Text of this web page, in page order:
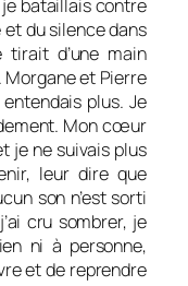
bataillais contre
du silence dans
d’une main
Morgane et Pierre
plus. Je
Mon cœur
je ne suivais plus
leur dire que
son n’est sorti
cru sombrer, je
ni à personne,
et de reprendre